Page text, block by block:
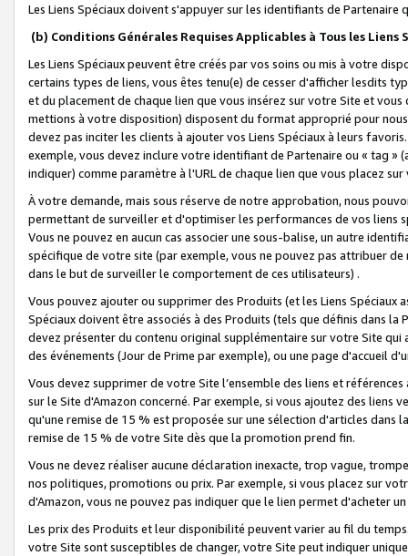
Les Liens Spéciaux doivent s'appuyer sur les identifiants de Partenaire
(b) Conditions Générales Requises Applicables à Tous les Liens
Les Liens Spéciaux peuvent être créés par vos soins ou mis à votre
certains types de liens, vous êtes tenu(e) de cesser d'afficher lesdits
et du placement de chaque lien que vous insérez sur votre Site et
mettions à votre disposition) disposent du format approprié pour
devez pas inciter les clients à ajouter vos Liens Spéciaux à leurs
exemple, vous devez inclure votre identifiant de Partenaire ou « tag
indiquer) comme paramètre à l'URL de chaque lien que vous placez
À votre demande, mais sous réserve de notre approbation, nous
permettant de surveiller et d'optimiser les performances de vos liens
Vous ne pouvez en aucun cas associer une sous-balise, un autre
spécifique de votre site (par exemple, vous ne pouvez pas attribuer
dans le but de surveiller le comportement de ces utilisateurs) .
Vous pouvez ajouter ou supprimer des Produits (et les Liens
Spéciaux doivent être associés à des Produits (tels que définis dans
devez présenter du contenu original supplémentaire sur votre Site qui
des événements (Jour de Prime par exemple), ou une page d'accueil
Vous devez supprimer de votre Site l’ensemble des liens et
sur le Site d'Amazon concerné. Par exemple, si vous ajoutez des
qu'une remise de 15 % est proposée sur une sélection d'articles
remise de 15 % de votre Site dès que la promotion prend fin.
Vous ne devez réaliser aucune déclaration inexacte, trop vague,
nos politiques, promotions ou prix. Par exemple, si vous placez sur
d'Amazon, vous ne pouvez pas indiquer que le lien permet d'acheter
Les prix des Produits et leur disponibilité peuvent varier au fil du
votre Site sont susceptibles de changer, votre Site peut indiquer